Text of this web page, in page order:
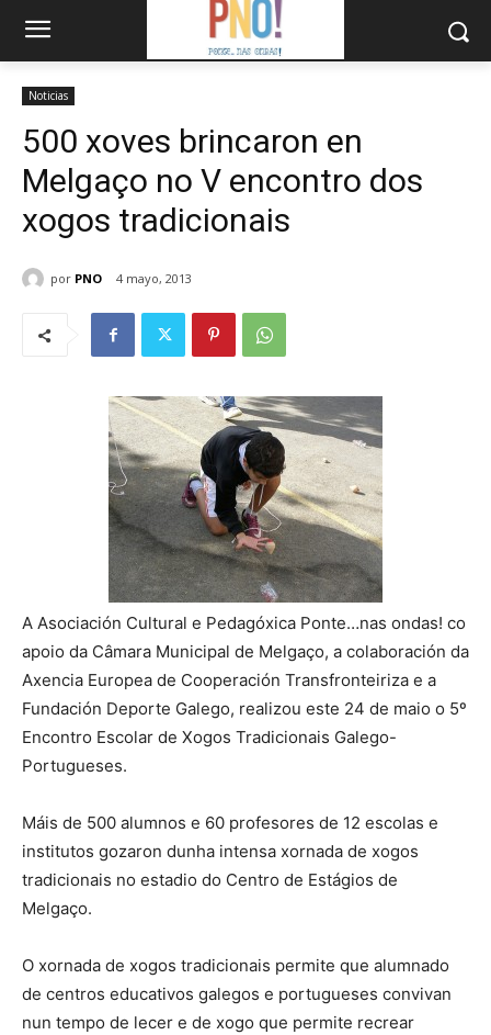
Noticias
500 xoves brincaron en
Melgaço no V encontro dos
xogos tradicionais
por PNO 4 mayo, 2013
A Asociación Cultural e Pedagóxica Ponte…nas ondas! co
apoio da Câmara Municipal de Melgaço, a colaboración da
Axencia Europea de Cooperación Transfronteiriza e a
Fundación Deporte Galego, realizou este 24 de maio o 5º
Encontro Escolar de Xogos Tradicionais Galego-
Portugueses.
Máis de 500 alumnos e 60 profesores de 12 escolas e
institutos gozaron dunha intensa xornada de xogos
tradicionais no estadio do Centro de Estágios de
Melgaço.
O xornada de xogos tradicionais permite que alumnado
de centros educativos galegos e portugueses convivan
nun tempo de lecer e de xogo que permite recrear